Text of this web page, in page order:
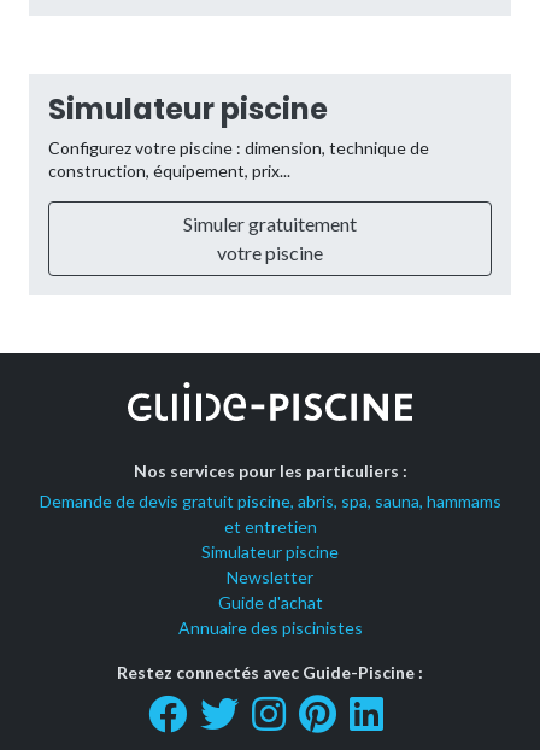
Simulateur piscine
Configurez votre piscine : dimension, technique de
construction, équipement, prix...
Simuler gratuitement
votre piscine
Nos services pour les particuliers :
Demande de devis gratuit piscine, abris, spa, sauna, hammams
et entretien
Simulateur piscine
Newsletter
Guide d'achat
Annuaire des piscinistes
Restez connectés avec Guide-Piscine :